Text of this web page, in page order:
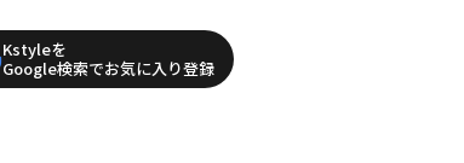
Kstyleを
Google検索でお気に入り登録